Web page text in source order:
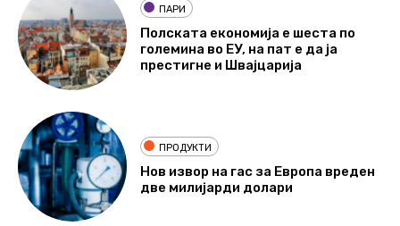
ПАРИ
Полската економија е шеста по
големина во ЕУ, на пат е да ја
престигне и Швајцарија
ПРОДУКТИ
Нов извор на гас за Европа вреден
две милијарди долари